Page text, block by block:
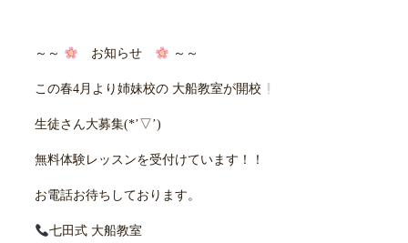
～～ お知らせ ～～
この春4月より姉妹校の 大船教室が開校
生徒さん大募集(*’▽’)
無料体験レッスンを受付けています！！
お電話お待ちしております。
七田式 大船教室